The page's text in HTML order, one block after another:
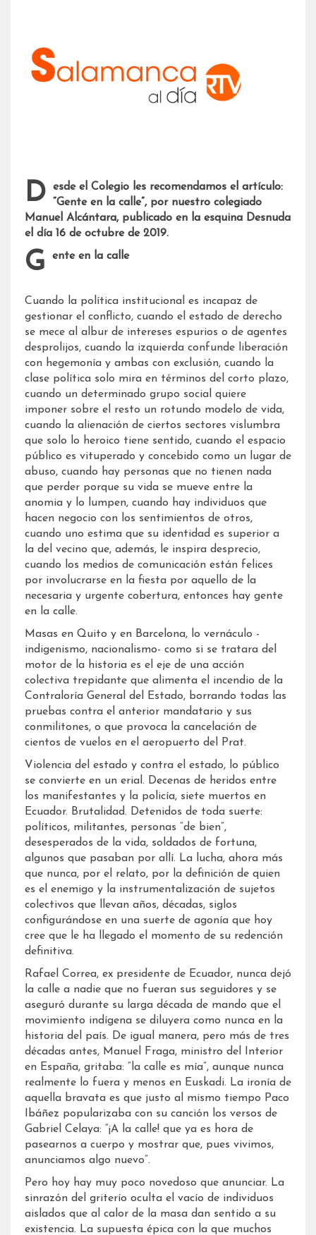
Desde el Colegio les recomendamos el artículo:
“Gente en la calle”, por nuestro colegiado
Manuel Alcántara, publicado en la esquina Desnuda
el día 16 de octubre de 2019.
Gente en la calle
Cuando la política institucional es incapaz de
gestionar el conflicto, cuando el estado de derecho
se mece al albur de intereses espurios o de agentes
desprolijos, cuando la izquierda confunde liberación
con hegemonía y ambas con exclusión, cuando la
clase política solo mira en términos del corto plazo,
cuando un determinado grupo social quiere
imponer sobre el resto un rotundo modelo de vida,
cuando la alienación de ciertos sectores vislumbra
que solo lo heroico tiene sentido, cuando el espacio
público es vituperado y concebido como un lugar de
abuso, cuando hay personas que no tienen nada
que perder porque su vida se mueve entre la
anomia y lo lumpen, cuando hay individuos que
hacen negocio con los sentimientos de otros,
cuando uno estima que su identidad es superior a
la del vecino que, además, le inspira desprecio,
cuando los medios de comunicación están felices
por involucrarse en la fiesta por aquello de la
necesaria y urgente cobertura, entonces hay gente
en la calle.
Masas en Quito y en Barcelona, lo vernáculo -
indigenismo, nacionalismo- como si se tratara del
motor de la historia es el eje de una acción
colectiva trepidante que alimenta el incendio de la
Contraloría General del Estado, borrando todas las
pruebas contra el anterior mandatario y sus
conmilitones, o que provoca la cancelación de
cientos de vuelos en el aeropuerto del Prat.
Violencia del estado y contra el estado, lo público
se convierte en un erial. Decenas de heridos entre
los manifestantes y la policía, siete muertos en
Ecuador. Brutalidad. Detenidos de toda suerte:
políticos, militantes, personas “de bien”,
desesperados de la vida, soldados de fortuna,
algunos que pasaban por allí. La lucha, ahora más
que nunca, por el relato, por la definición de quien
es el enemigo y la instrumentalización de sujetos
colectivos que llevan años, décadas, siglos
configurándose en una suerte de agonía que hoy
cree que le ha llegado el momento de su redención
definitiva.
Rafael Correa, ex presidente de Ecuador, nunca dejó
la calle a nadie que no fueran sus seguidores y se
aseguró durante su larga década de mando que el
movimiento indígena se diluyera como nunca en la
historia del país. De igual manera, pero más de tres
décadas antes, Manuel Fraga, ministro del Interior
en España, gritaba: “la calle es mía”, aunque nunca
realmente lo fuera y menos en Euskadi. La ironía de
aquella bravata es que justo al mismo tiempo Paco
Ibáñez popularizaba con su canción los versos de
Gabriel Celaya: “¡A la calle! que ya es hora de
pasearnos a cuerpo y mostrar que, pues vivimos,
anunciamos algo nuevo”.
Pero hoy hay muy poco novedoso que anunciar. La
sinrazón del griterío oculta el vacío de individuos
aislados que al calor de la masa dan sentido a su
existencia. La supuesta épica con la que muchos